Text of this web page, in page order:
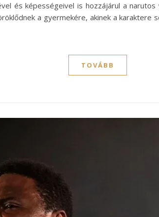
és képességeivel is hozzájárul a
a gyermekére, akinek a karaktere
TOVÁBB